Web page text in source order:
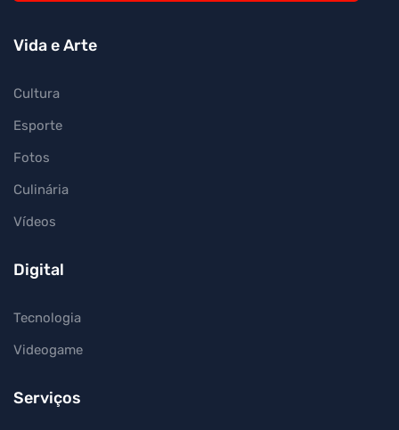
Vida e Arte
Cultura
Esporte
Fotos
Culinária
Vídeos
Digital
Tecnologia
Videogame
Serviços